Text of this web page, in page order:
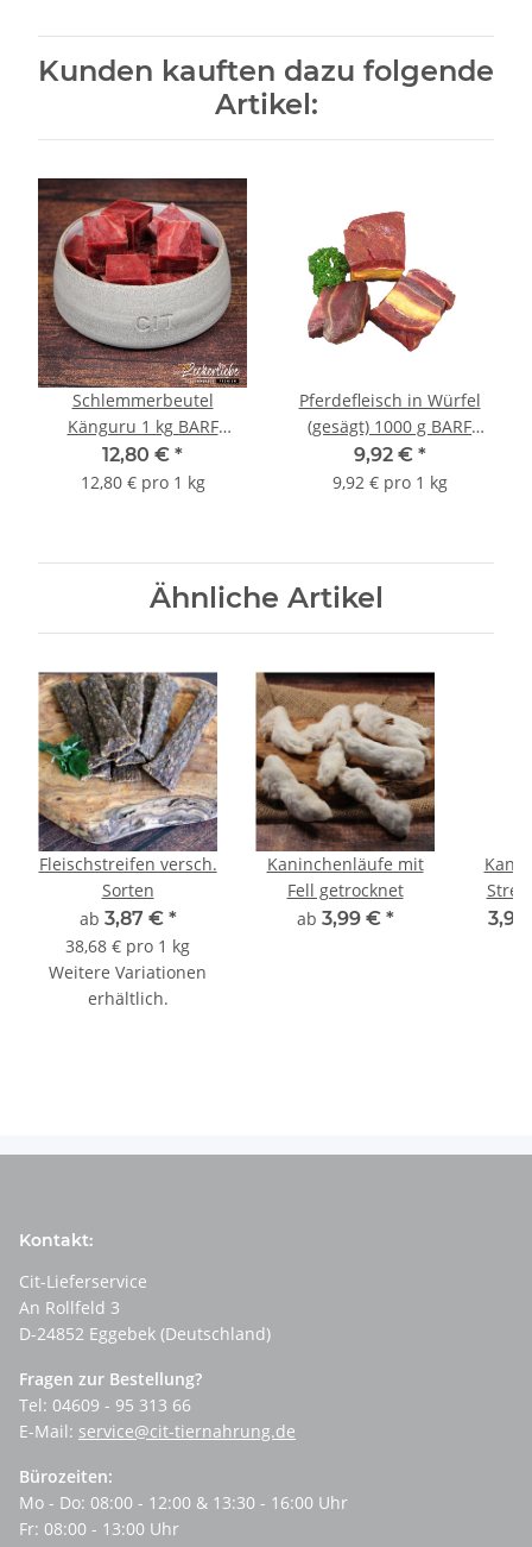
Kunden kauften dazu folgende
Artikel:
Schlemmerbeutel
Känguru 1 kg BARF
Frostfutter
12,80 € *
12,80 € pro 1 kg
Pferdefleisch in Würfel
(gesägt) 1000 g BARF
Frostfutter
9,92 € *
9,92 € pro 1 kg
Ähnliche Artikel
Fleischstreifen versch.
Sorten
ab 3,87 € *
38,68 € pro 1 kg
Weitere Variationen
erhältlich.
Kaninchenläufe mit
Fell getrocknet
ab 3,99 € *
Kontakt:
Cit-Lieferservice
An Rollfeld 3
D-24852 Eggebek (Deutschland)
Fragen zur Bestellung?
Tel: 04609 - 95 313 66
E-Mail: service@cit-tiernahrung.de
Bürozeiten:
Mo - Do: 08:00 - 12:00 & 13:30 - 16:00 Uhr
Fr: 08:00 - 13:00 Uhr